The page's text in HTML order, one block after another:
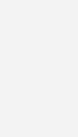
161 Anlagen
in Frage kam,
an seinen
aktuellen Stand
spart das
ein.